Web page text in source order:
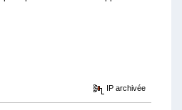
IP archivée